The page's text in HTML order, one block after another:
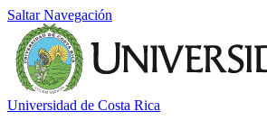
Saltar Navegación
Universidad de Costa Rica